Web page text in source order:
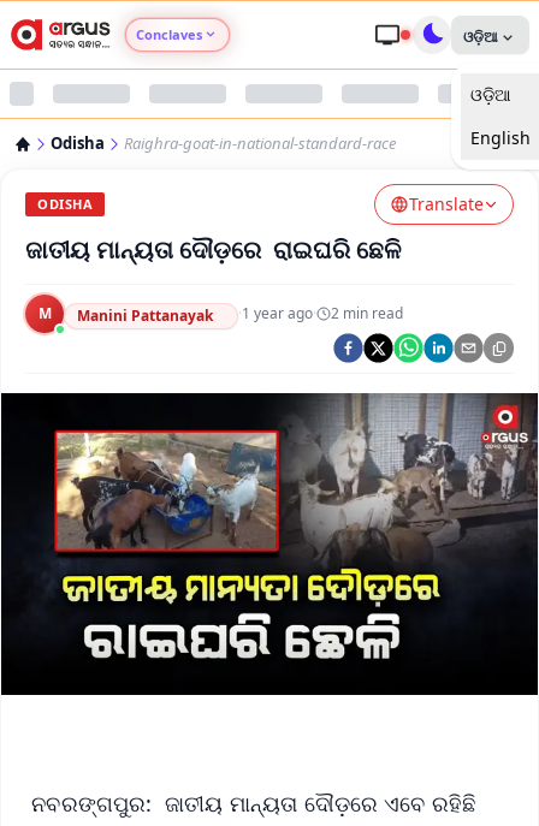
Conclaves
Argus Nari Shakti
Argus Swaad Odisha
Argus Chalo Dekhein Apna Desh
ଓଡ଼ିଆ
ଓଡ଼ିଆ
English
Odisha Raighra-goat-in-national-standard-race
ODISHA Translate
ଜାତୀୟ ମାନ୍ୟତା ଦୌଡ଼ରେ ରାଇଘରି ଛେଳି
M Manini Pattanayak ·1 year ago· 2 min read
ନବରଙ୍ଗପୁର: ଜାତୀୟ ମାନ୍ୟତା ଦୌଡ଼ରେ ଏବେ ରହିଛି